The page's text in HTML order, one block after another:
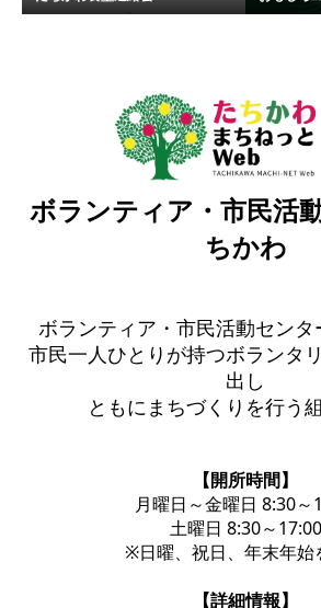
ボランティア・市民活
ちかわ
ボランティア・市民活動セン
市民一人ひとりが持つボランタ
出し
ともにまちづくりを行う
【開所時間】
月曜日～金曜日 8:30～
土曜日 8:30～17:00
※日曜、祝日、年末年始
【詳細情報】